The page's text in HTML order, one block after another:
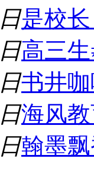
是校
高三
书井
海风
翰墨